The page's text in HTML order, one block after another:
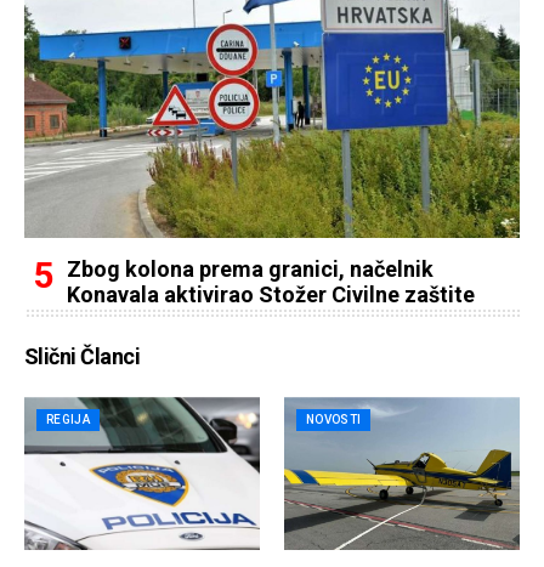
Zbog kolona prema granici, načelnik
Konavala aktivirao Stožer Civilne zaštite
Slični Članci
REGIJA NOVOSTI